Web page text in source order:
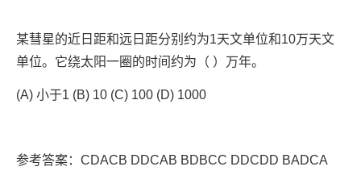
某彗星的近日距和远日距分别约为1天文单位和10万天文
单位。它绕太阳一圈的时间约为（ ）万年。
(A) 小于1 (B) 10 (C) 100 (D) 1000
参考答案：CDACB DDCAB BDBCC DDCDD BADCA